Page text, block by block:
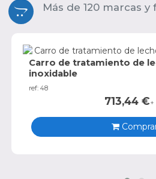
Más de 120 marcas
Carro de tratamiento de
inoxidable
ref: 48
713,44€+